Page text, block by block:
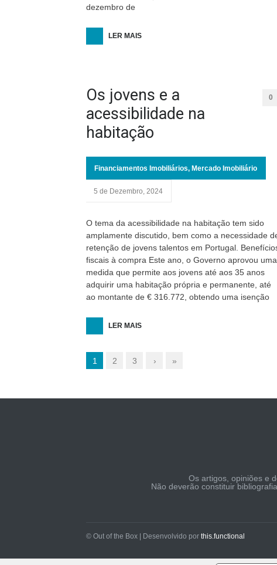
dezembro de
LER MAIS
Os jovens e a
acessibilidade na
habitação
0
Financiamentos Imobiliários, Mercado Imobiliário
5 de Dezembro, 2024
O tema da acessibilidade na habitação tem sido
amplamente discutido, bem como a necessidade
retenção de jovens talentos em Portugal.
fiscais à compra Este ano, o Governo aprovou uma
medida que permite aos jovens até aos 35 anos
adquirir uma habitação própria e permanente, até
ao montante de € 316.772, obtendo uma isenção
LER MAIS
1 2 3 › »
Os artigos, opiniões e
Não deverão constituir
© Out of the Box | Desenvolvido por this.functional